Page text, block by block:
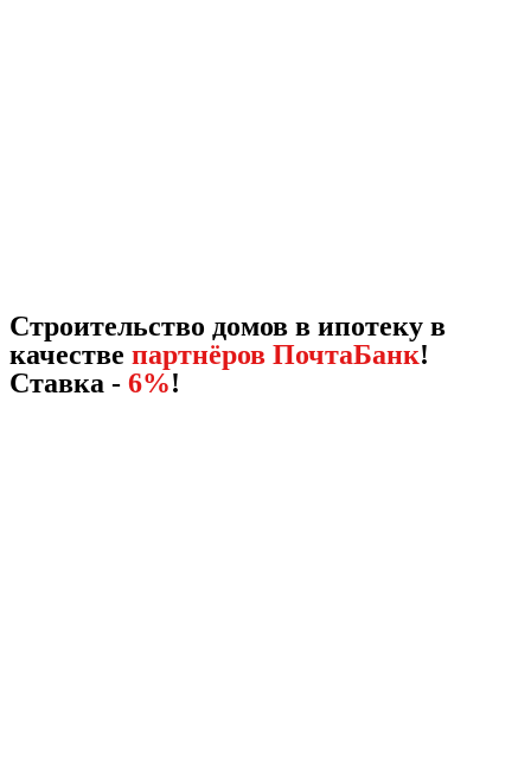
Строительство домов в ипотеку в
качестве партнёров ПочтаБанк!
Ставка - 6%!